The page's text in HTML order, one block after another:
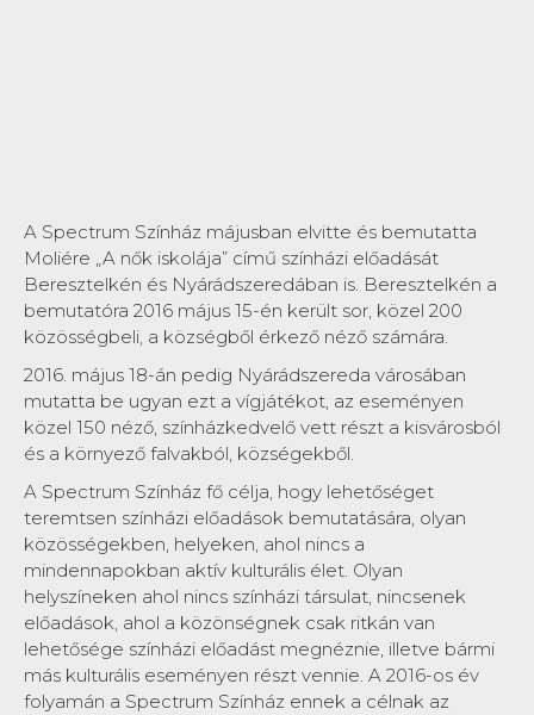
A Spectrum Színház májusban elvitte és bemutatta
Moliére „A nők iskolája” című színházi előadását
Beresztelkén és Nyárádszeredában is. Beresztelkén a
bemutatóra 2016 május 15-én került sor, közel 200
közösségbeli, a községből érkező néző számára.
2016. május 18-án pedig Nyárádszereda városában
mutatta be ugyan ezt a vígjátékot, az eseményen
közel 150 néző, színházkedvelő vett részt a kisvárosból
és a környező falvakból, községekből.
A Spectrum Színház fő célja, hogy lehetőséget
teremtsen színházi előadások bemutatására, olyan
közösségekben, helyeken, ahol nincs a
mindennapokban aktív kulturális élet. Olyan
helyszíneken ahol nincs színházi társulat, nincsenek
előadások, ahol a közönségnek csak ritkán van
lehetősége színházi előadást megnéznie, illetve bármi
más kulturális eseményen részt vennie. A 2016-os év
folyamán a Spectrum Színház ennek a célnak az